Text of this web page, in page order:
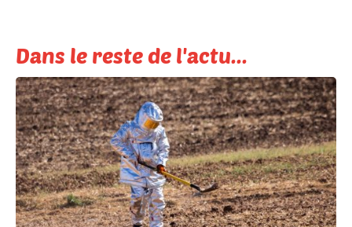
Dans le reste de l'actu...